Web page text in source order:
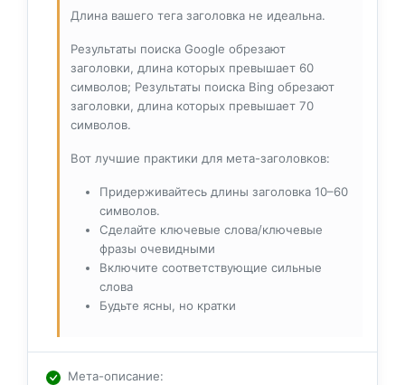
Длина вашего тега заголовка не идеальна.
Результаты поиска Google обрезают
заголовки, длина которых превышает 60
символов; Результаты поиска Bing обрезают
заголовки, длина которых превышает 70
символов.
Вот лучшие практики для мета-заголовков:
Придерживайтесь длины заголовка 10–60
символов.
Сделайте ключевые слова/ключевые
фразы очевидными
Включите соответствующие сильные
слова
Будьте ясны, но кратки
Мета-описание: